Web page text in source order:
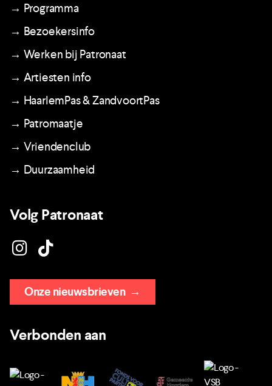
→ Programma
→ Bezoekersinfo
→ Werken bij Patronaat
→ Artiesten info
→ HaarlemPas & ZandvoortPas
→ Patromaatje
→ Vriendenclub
→ Duurzaamheid
Volg Patronaat
Onze nieuwsbrieven→
Verbonden aan